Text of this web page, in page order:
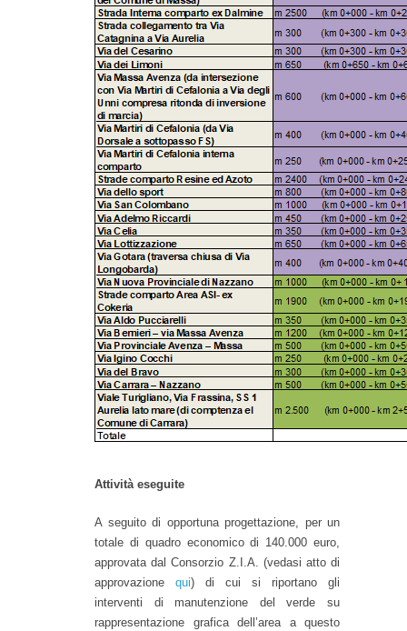
Attività eseguite
A seguito di opportuna progettazione, per un
totale di quadro economico di 140.000 euro,
approvata dal Consorzio Z.I.A. (vedasi atto di
approvazione qui) di cui si riportano gli
interventi di manutenzione del verde su
rappresentazione grafica dell’area a questo